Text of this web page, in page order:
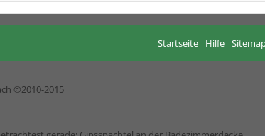
Startseite Hilfe
©2010-2015